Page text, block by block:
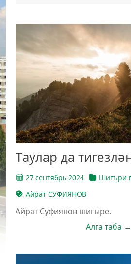
Таулар да
27 сентябрь 2024
Шигъри
Айрат СУФИЯНОВ
Айрат Суфиянов шигыре.
Алга таба →